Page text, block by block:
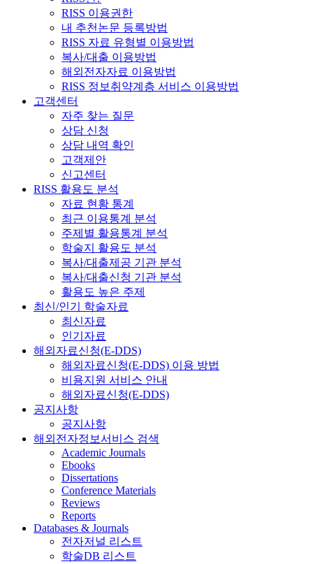
RISS 이용권한
내 추천논문 등록방법
RISS 자료 유형별 이용방법
복사/대출 이용방법
해외전자자료 이용방법
RISS 정보취약계층 서비스 이용방법
고객센터
자주 찾는 질문
상담 신청
상담 내역 확인
고객제안
신고센터
RISS 활용도 분석
자료 현황 통계
최근 이용통계 분석
주제별 활용통계 분석
학술지 활용도 분석
복사/대출제공 기관 분석
복사/대출신청 기관 분석
활용도 높은 주제
최신/인기 학술자료
최신자료
인기자료
해외자료신청(E-DDS)
해외자료신청(E-DDS) 이용 방법
비용지원 서비스 안내
해외자료신청(E-DDS)
공지사항
공지사항
해외전자정보서비스 검색
Academic Journals
Ebooks
Dissertations
Conference Materials
Reviews
Reports
Databases & Journals
전자저널 리스트
학술DB 리스트